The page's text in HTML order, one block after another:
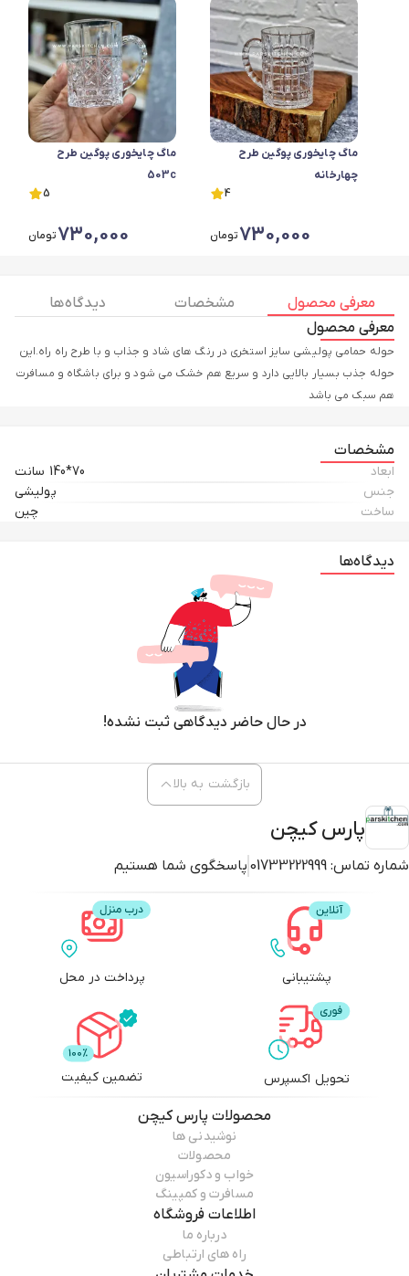
ماگ چایخوری پوگین طرح
چهارخانه
4
730,000تومان
ماگ چایخوری پوگین طرح
503c
5
730,000تومان
معرفی محصول مشخصات
دیدگاه ها
معرفی محصول
حوله حمامی پولیشی سایز استخری در رنگ های شاد و جذاب و با طرح راه راه.این
حوله جذب بسیار بالایی دارد و سریع هم خشک می شود و برای باشگاه و مسافرت
هم سبک می باشد
مشخصات
ابعاد
70*140 سانت
جنس
پولیشی
ساخت
چین
دیدگاه‌ها
در حال حاضر دیدگاهی ثبت نشده!
پارس کیچن
شماره تماس: 01733222999 پاسخگوی شما هستیم
بازگشت به بالا
پشتیبانی پرداخت در محل
تحویل اکسپرس تضمین کیفیت
محصولات پارس کیچن
نوشیدنی ها
محصولات
خواب و دکوراسیون
مسافرت و کمپینگ
اطلاعات فروشگاه
درباره ما
راه های ارتباطی